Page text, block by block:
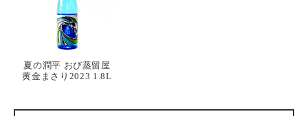
夏の潤平 おび蒸留屋
黄金まさり2023 1.8L